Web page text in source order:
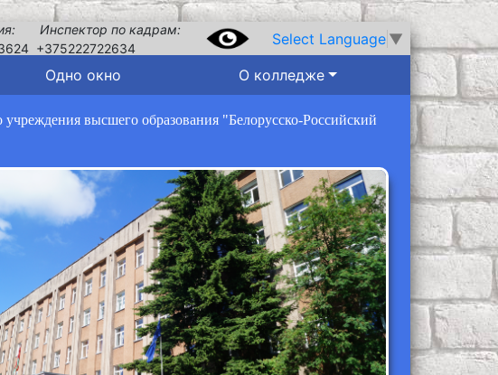
Инспектор по кадрам:
+375222722634
Select Language ▼
Одно окно О колледже
учреждения высшего образования "Белорусско-Российский